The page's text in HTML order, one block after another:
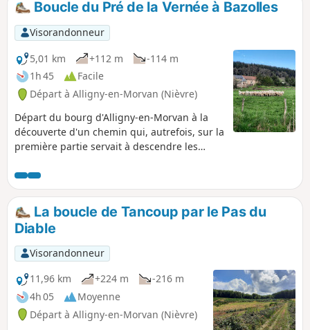
regagner le bourg.
Boucle du Pré de la Vernée à Bazolles
Visorandonneur
5,01 km
+112 m
-114 m
1h 45
Facile
Départ à Alligny-en-Morvan (Nièvre)
Départ du bourg d'Alligny-en-Morvan à la
découverte d'un chemin qui, autrefois, sur la
première partie servait à descendre les
deuxième partie est une magnifique
découverte de pins Douglas et d'un bois
fleuri de jacinthes sauvages en saison.
La boucle de Tancoup par le Pas du
Diable
Visorandonneur
11,96 km
+224 m
-216 m
4h 05
Moyenne
Départ à Alligny-en-Morvan (Nièvre)